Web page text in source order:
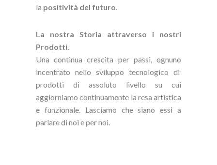
la positività del futuro.
La nostra Storia attraverso i nostri
Prodotti.
Una continua crescita per passi, ognuno
incentrato nello sviluppo tecnologico di
prodotti di assoluto livello su cui
aggiorniamo continuamente la resa artistica
e funzionale. Lasciamo che siano essi a
parlare di noi e per noi.